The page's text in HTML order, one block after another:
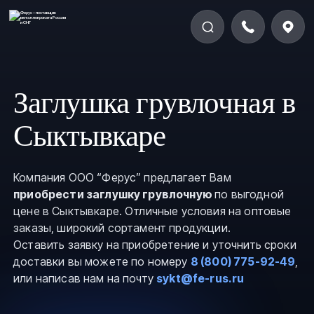
Заглушка грувлочная в
Сыктывкаре
Компания ООО “Ферус” предлагает Вам
приобрести заглушку грувлочнуюпо выгодной
цене в Сыктывкаре. Отличные условия на оптовые
заказы, широкий сортамент продукции.
Оставить заявку на приобретение и уточнить сроки
доставки вы можете по номеру 8 (800) 775-92-49,
или написав нам на почту sykt@fe-rus.ru